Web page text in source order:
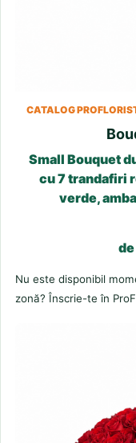
CATALOG
Small Bouquet
cu 7 trandafiri
verde,
Nu este disponibil
zonă? Înscrie-te în